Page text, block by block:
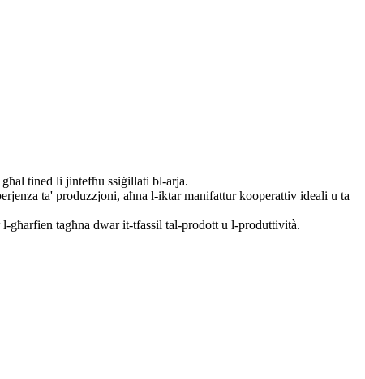
tined li jintefħu ssiġillati bl-arja.
ta' produzzjoni, aħna l-iktar manifattur kooperattiv ideali u ta
tagħna dwar it-tfassil tal-prodott u l-produttività.